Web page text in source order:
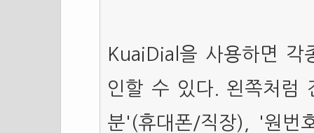
KuaiDial을 사용하면
인할 수 있다. 왼쪽처럼
분'(휴대폰/직장), '원번